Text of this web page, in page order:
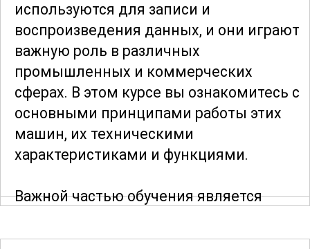
используются для записи и
воспроизведения данных, и они играют
важную роль в различных
промышленных и коммерческих
сферах. В этом курсе вы ознакомитесь с
основными принципами работы этих
машин, их техническими
характеристиками и функциями.
Важной частью обучения является
рекордерных машин. Вы изучите все